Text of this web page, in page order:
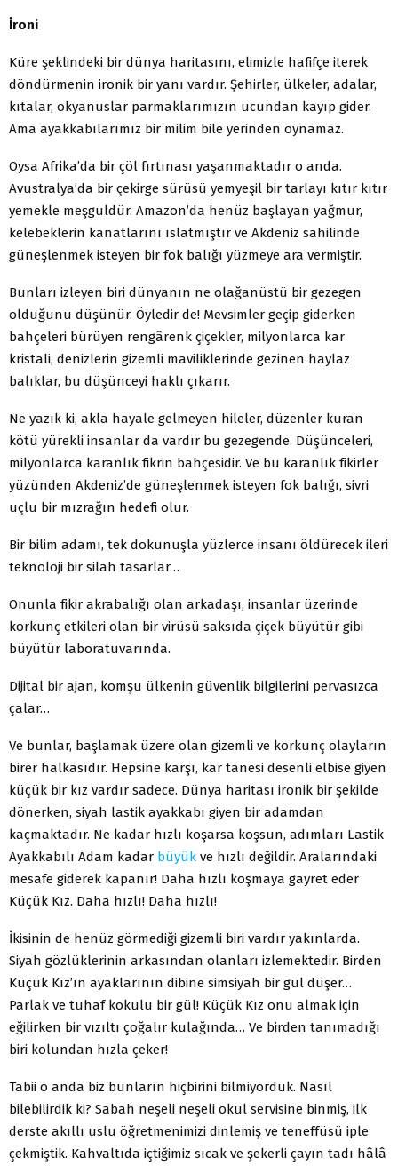
İroni
Küre şeklindeki bir dünya haritasını, elimizle hafifçe iterek
döndürmenin ironik bir yanı vardır. Şehirler, ülkeler, adalar,
kıtalar, okyanuslar parmaklarımızın ucundan kayıp gider.
Ama ayakkabılarımız bir milim bile yerinden oynamaz.
Oysa Afrika’da bir çöl fırtınası yaşanmaktadır o anda.
Avustralya’da bir çekirge sürüsü yemyeşil bir tarlayı kıtır kıtır
yemekle meşguldür. Amazon’da henüz başlayan yağmur,
kelebeklerin kanatlarını ıslatmıştır ve Akdeniz sahilinde
güneşlenmek isteyen bir fok balığı yüzmeye ara vermiştir.
Bunları izleyen biri dünyanın ne olağanüstü bir gezegen
olduğunu düşünür. Öyledir de! Mevsimler geçip giderken
bahçeleri bürüyen rengârenk çiçekler, milyonlarca kar
kristali, denizlerin gizemli maviliklerinde gezinen haylaz
balıklar, bu düşünceyi haklı çıkarır.
Ne yazık ki, akla hayale gelmeyen hileler, düzenler kuran
kötü yürekli insanlar da vardır bu gezegende. Düşünceleri,
milyonlarca karanlık fikrin bahçesidir. Ve bu karanlık fikirler
yüzünden Akdeniz’de güneşlenmek isteyen fok balığı, sivri
uçlu bir mızrağın hedefi olur.
Bir bilim adamı, tek dokunuşla yüzlerce insanı öldürecek ileri
teknoloji bir silah tasarlar…
Onunla fikir akrabalığı olan arkadaşı, insanlar üzerinde
korkunç etkileri olan bir virüsü saksıda çiçek büyütür gibi
büyütür laboratuvarında.
Dijital bir ajan, komşu ülkenin güvenlik bilgilerini pervasızca
çalar…
Ve bunlar, başlamak üzere olan gizemli ve korkunç olayların
birer halkasıdır. Hepsine karşı, kar tanesi desenli elbise giyen
küçük bir kız vardır sadece. Dünya haritası ironik bir şekilde
dönerken, siyah lastik ayakkabı giyen bir adamdan
kaçmaktadır. Ne kadar hızlı koşarsa koşsun, adımları Lastik
Ayakkabılı Adam kadar büyük ve hızlı değildir. Aralarındaki
mesafe giderek kapanır! Daha hızlı koşmaya gayret eder
Küçük Kız. Daha hızlı! Daha hızlı!
İkisinin de henüz görmediği gizemli biri vardır yakınlarda.
Siyah gözlüklerinin arkasından olanları izlemektedir. Birden
Küçük Kız’ın ayaklarının dibine simsiyah bir gül düşer…
Parlak ve tuhaf kokulu bir gül! Küçük Kız onu almak için
eğilirken bir vızıltı çoğalır kulağında… Ve birden tanımadığı
biri kolundan hızla çeker!
Tabii o anda biz bunların hiçbirini bilmiyorduk. Nasıl
bilebilirdik ki? Sabah neşeli neşeli okul servisine binmiş, ilk
derste akıllı uslu öğretmenimizi dinlemiş ve teneffüsü iple
çekmiştik. Kahvaltıda içtiğimiz sıcak ve şekerli çayın tadı hâlâ